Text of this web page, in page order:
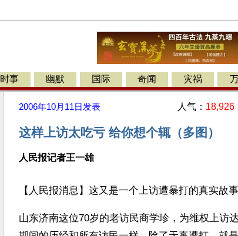
时事 幽默 国际 奇闻 灾祸
2006年10月11日 发表 人气： 18,926
这样上访太吃亏 给你想个辄（多图）
人民报记者王一雄
【人民报消息】这又是一个上访遭暴打的真实故事
山东济南这位70岁的老访民商学珍，为维权上访